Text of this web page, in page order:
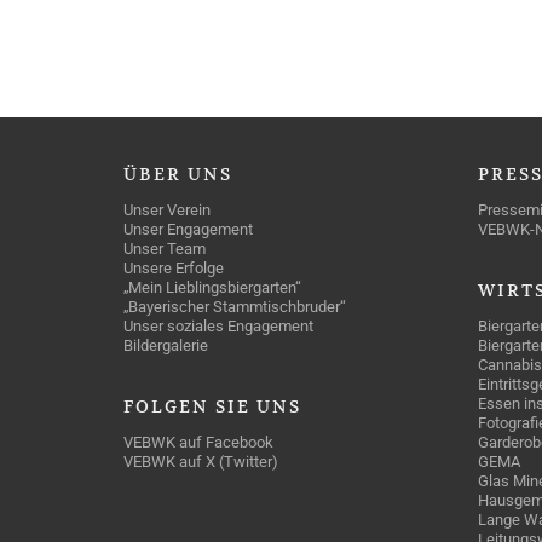
ÜBER UNS
Unser Verein
Unser Engagement
Unser Team
Unsere Erfolge
„Mein Lieblingsbiergarten“
„Bayerischer Stammtischbruder“
Unser soziales Engagement
Bildergalerie
FOLGEN SIE UNS
VEBWK auf Facebook
VEBWK auf X (Twitter)
VEBWK-
Essen
GEMA
Glas
Lange